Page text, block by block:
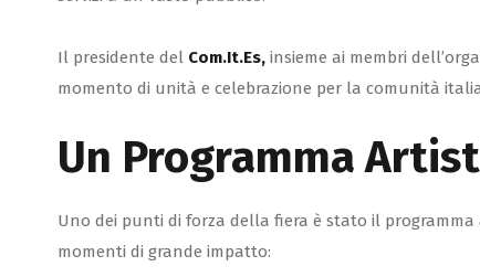
Il presidente del Com.It.Es,insieme ai membri
momento di unità e celebrazione per la comunità
Un Programma
Uno dei punti di forza della fiera è stato il
momenti di grande impatto: